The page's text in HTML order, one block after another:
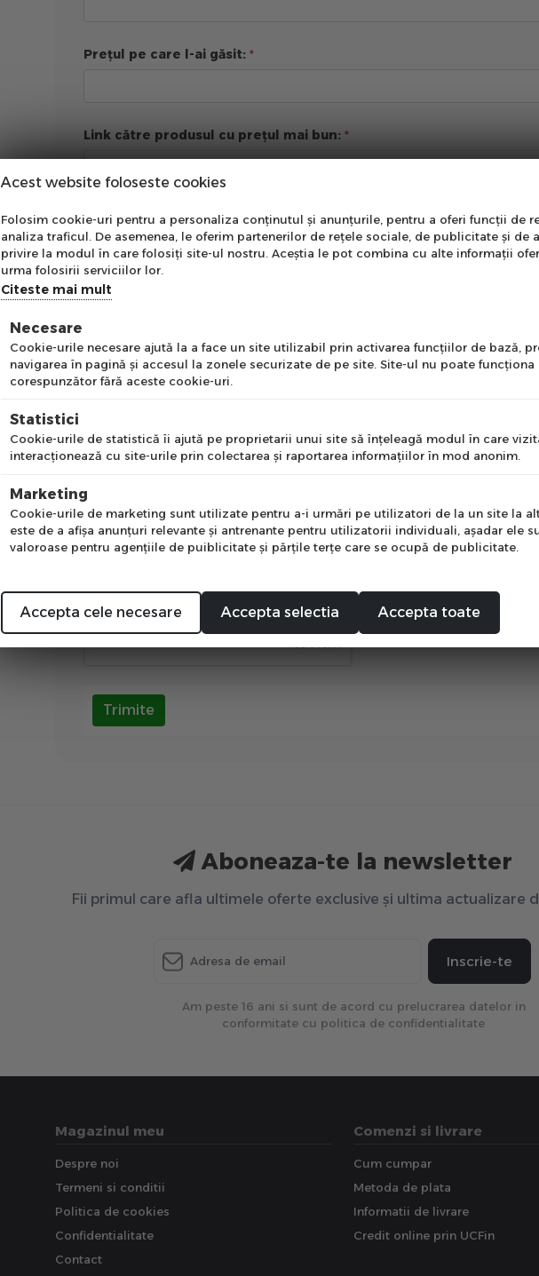
Prețul pe care l-ai găsit:
Link către produsul cu prețul mai bun:
Comentarii suplimentare
Prin completarea acestui formular imi dau acordul cu privire la
GDPR (protectia datelor personale)
Sunt de acord
Trimite
Aboneaza-te la newsletter
Fii primul care afla ultimele oferte exclusive și ultima actualizare
Inscrie-te
Am peste 16 ani si sunt de acord cu prelucrarea datelor in
conformitate cu politica de confidentialitate
Magazinul meu
Despre noi
Termeni si conditii
Politica de cookies
Confidentialitate
Contact
Comenzi si livrare
Cum cumpar
Metoda de plata
Informatii de livrare
Credit online prin UCFin
Acest website foloseste cookies
Folosim cookie-uri pentru a personaliza conținutul și anunțurile, pentru a oferi funcții de
analiza traficul. De asemenea, le oferim partenerilor de rețele sociale, de publicitate și de
privire la modul în care folosiți site-ul nostru. Aceștia le pot combina cu alte informații
urma folosirii serviciilor lor.
Citeste mai mult
Necesare
Cookie-urile necesare ajută la a face un site utilizabil prin activarea funcţiilor de bază,
navigarea în pagină şi accesul la zonele securizate de pe site. Site-ul nu poate funcţiona
corespunzător fără aceste cookie-uri.
Statistici
Cookie-urile de statistică îi ajută pe proprietarii unui site să înţeleagă modul în care
interacţionează cu site-urile prin colectarea şi raportarea informaţiilor în mod anonim.
Marketing
Cookie-urile de marketing sunt utilizate pentru a-i urmări pe utilizatori de la un site la
este de a afişa anunţuri relevante şi antrenante pentru utilizatorii individuali, aşadar ele
valoroase pentru agenţiile de puiblicitate şi părţile terţe care se ocupă de publicitate.
Accepta cele necesare Accepta selectia Accepta toate
Abonare Newsletter
Abonează-te la newsletter
pentru a primi cele mai noi
Mă abonez